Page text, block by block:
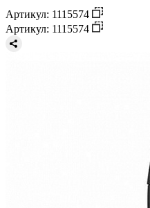
Артикул: 1115574
Артикул: 1115574